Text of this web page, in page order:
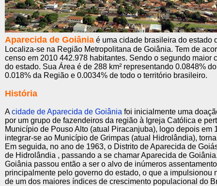
Aparecida de Goiânia é uma cidade brasileira do estado
Localiza-se na Região Metropolitana de Goiânia. Tem de
censo em 2010 442.978 habitantes. Sendo o segundo maior
do estado. Sua Área é de 288 km² representando 0.0848%
0.018% da Região e 0.0034% de todo o território brasileiro.
História
Acidade de Aparecida de Goiânia foi inicialmente uma
por um grupo de fazendeiros da região à Igreja Católica e
Município de Pouso Alto (atual Piracanjuba), logo depois em
integrar-se ao Município de Grimpas (atual Hidrolândia),
Em seguida, no ano de 1963, o Distrito de Aparecida de
de Hidrolândia , passando a se chamar Aparecida de
Goiânia passou então a ser o alvo de inúmeros
principalmente pelo governo do estado, o que a impulsionou
de um dos maiores índices de crescimento populacional do